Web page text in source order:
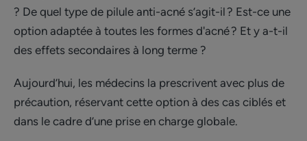
? De quel type de pilule anti-acné s’agit-il ? Est-ce une
option adaptée à toutes les formes d'acné ? Et y a-t-il
des effets secondaires à long terme ?
Aujourd’hui, les médecins la prescrivent avec plus de
précaution, réservant cette option à des cas ciblés et
dans le cadre d’une prise en charge globale.